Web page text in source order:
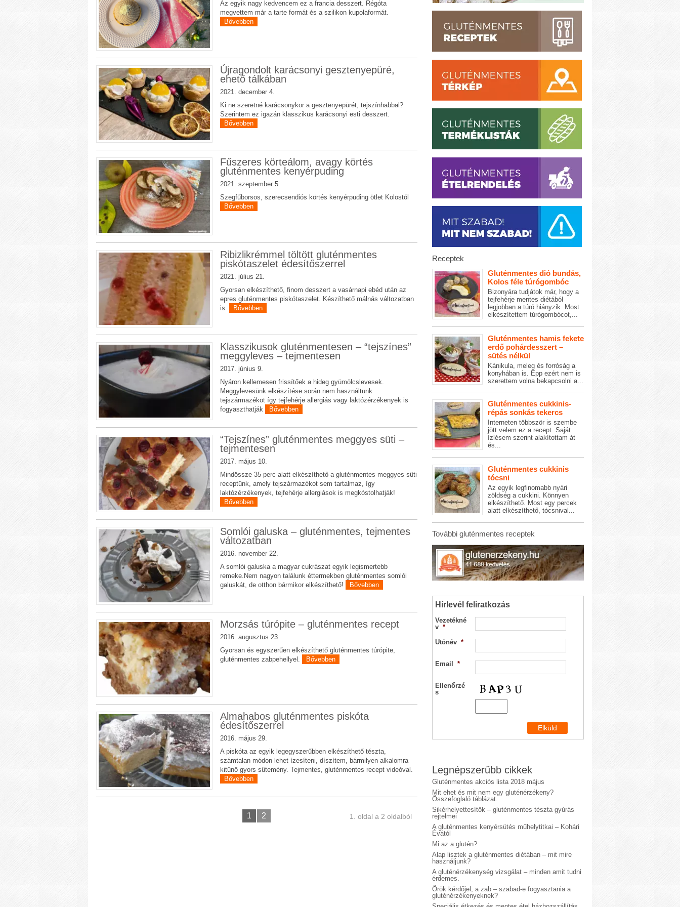
Az egyik nagy kedvencem ez a francia desszert. Régóta
megvettem már a tarte formát és a szilikon kupolaformát.
Bővebben
Újragondolt karácsonyi gesztenyepüré,
ehető tálkában
2021. december 4.
Ki ne szeretné karácsonykor a gesztenyepürét, tejszínhabbal?
Szerintem ez igazán klasszikus karácsonyi esti desszert.
Bővebben
Fűszeres körteálom, avagy körtés
gluténmentes kenyérpuding
2021. szeptember 5.
Szegfűborsos, szerecsendiós körtés kenyérpuding ötlet Kolostól
Bővebben
Ribizlikrémmel töltött gluténmentes
piskótaszelet édesítőszerrel
2021. július 21.
Gyorsan elkészíthető, finom desszert a vasárnapi ebéd után az
epres gluténmentes piskótaszelet. Készíthető málnás változatban
is.
Bővebben
Klasszikusok gluténmentesen – “tejszínes”
meggyleves – tejmentesen
2017. június 9.
Nyáron kellemesen frissítőek a hideg gyümölcslevesek.
Meggylevesünk elkészítése során nem használtunk
tejszármazékot így tejfehérje allergiás vagy laktózérzékenyek is
fogyaszthatják
Bővebben
“Tejszínes” gluténmentes meggyes süti –
tejmentesen
2017. május 10.
Mindössze 35 perc alatt elkészíthető a gluténmentes meggyes süti
receptünk, amely tejszármazékot sem tartalmaz, így
laktózérzékenyek, tejfehérje allergiások is megkóstolhatják!
Bővebben
Somlói galuska – gluténmentes, tejmentes
változatban
2016. november 22.
A somlói galuska a magyar cukrászat egyik legismertebb
remeke.Nem nagyon találunk éttermekben gluténmentes somlói
galuskát, de otthon bármikor elkészíthető!
Bővebben
Morzsás túrópite – gluténmentes recept
2016. augusztus 23.
Gyorsan és egyszerűen elkészíthető gluténmentes túrópite,
gluténmentes zabpehellyel.
Bővebben
Almahabos gluténmentes piskóta
édesítőszerrel
2016. május 29.
A piskóta az egyik legegyszerűbben elkészíthető tészta,
számtalan módon lehet ízesíteni, díszítem, bármilyen alkalomra
kitűnő gyors sütemény. Tejmentes, gluténmentes recept videóval.
Bővebben
1. oldal a 2 oldalból
1 2
Receptek
Gluténmentes dió bundás,
Kolos féle túrógombóc
Bizonyára tudjátok már, hogy a
tejfehérje mentes diétából
legjobban a túró hiányzik. Most
elkészítettem túrógombócot,...
Gluténmentes hamis fekete
erdő pohárdesszert –
sütés nélkül
Kánikula, meleg és forróság a
konyhában is. Épp ezért nem is
szerettem volna bekapcsolni a...
Gluténmentes cukkinis-
répás sonkás tekercs
Interneten többször is szembe
jött velem ez a recept. Saját
ízlésem szerint alakítottam át
és...
Gluténmentes cukkinis
tócsni
Az egyik legfinomabb nyári
zöldség a cukkini. Könnyen
elkészíthető. Most egy percek
alatt elkészíthető, tócsnival...
További gluténmentes receptek
Hírlevél feliratkozás
Vezetékné
v *
Utónév *
Email *
Ellenőrzé
s
Legnépszerűbb cikkek
Gluténmentes akciós lista 2018 május
Mit ehet és mit nem egy gluténérzékeny?
Összefoglaló táblázat.
Sikérhelyettesítők – gluténmentes tészta gyúrás
rejtelmei
A gluténmentes kenyérsütés műhelytitkai – Kohári
Évától
Mi az a glutén?
Alap lisztek a gluténmentes diétában – mit mire
használjunk?
A gluténérzékenység vizsgálat – minden amit tudni
érdemes.
Örök kérdőjel, a zab – szabad-e fogyasztania a
gluténérzékenyeknek?